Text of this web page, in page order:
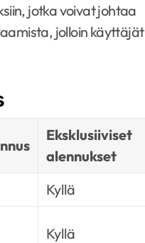
jotka voivat johtaa
jolloin käyttäjät
Eksklusiiviset
alennukset
Kyllä
Kyllä